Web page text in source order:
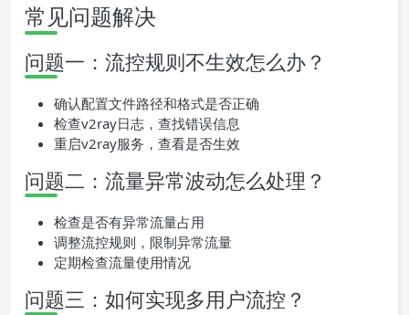
常见问题解决
问题一：流控规则不生效怎么办？
确认配置文件路径和格式是否正确
检查v2ray日志，查找错误信息
重启v2ray服务，查看是否生效
问题二：流量异常波动怎么处理？
检查是否有异常流量占用
调整流控规则，限制异常流量
定期检查流量使用情况
问题三：如何实现多用户流控？